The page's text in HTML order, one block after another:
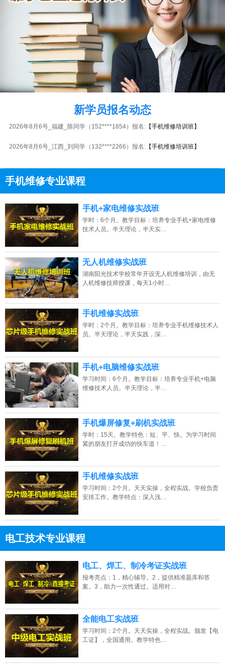
新学员报名动态
2026年8月6号黑龙江陈同学（186****2900）报名: 【手机维修培训班】
2026年8月6号_广东_杨同学（139****2817）报名: 【手机维修培训班】
2026年8月6号_湖北_潘同学（181****9923）报名:【手机维修培训班】
2026年8月6号_福建_陈同学（152****1854）报名: 【手机维修培训班】
2026年8月6号_江西_刘同学（132****2266）报名: 【手机维修培训班】
2026年8月6号_上海_陈同学（136****5966）报名:
2026年8月6号_重庆_田同学（139****8028）报名:【手机维修培训班】
2026年8月6号_浙江_马同学（180****8395）报名:【手机维修培训班】
2026年8月6号_陕西_陈同学（159****8560）报名:
2026年8月6号_山东_胡同学（186****8106）报名:【手机维修培训班】
2026年8月6号_广西_张同学（135****4869）报名:【手机维修培训班】
手机维修专业课程
点击免费咨询电话：13807313137
手机+家电维修实战班
学时：6个月。教学目标：培养专业手机+家电维修
技术人员。半天理论，半天实…
无人机维修实战班
湖南阳光技术学校常年开设无人机维修培训，由无
人机维修技师授课，每天1小时…
手机维修实战班
学时：2个月。教学目标：培养专业手机维修技术人
员。半天理论，半天实践，深…
手机+电脑维修实战班
学习时间：6个月。教学目标：培养专业手机+电脑
维修技术人员。半天理论，半…
手机爆屏修复+刷机实战班
学时：15天。教学特色：短、平、快。为学习时间
紧的朋友打开成功的快车道！…
手机维修实战班
学习时间：2个月。天天实操，全程实战。学校负责
安排工作。教学特点：深入浅…
电工技术专业课程
点击免费咨询电话：13807313137
电工、焊工、制冷考证实战班
报考亮点：1，精心辅导。2，提供精准题库和答
案。3，助力一次性通过。适用对…
全能电工实战班
学习时间：2个月。天天实操，全程实战。颁发【电
工证】，全国通用。教学特色…